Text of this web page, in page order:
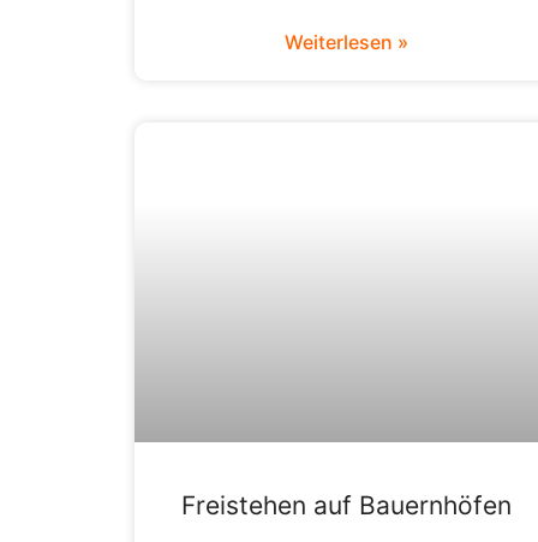
Weiterlesen »
Freistehen auf Bauernhöfen